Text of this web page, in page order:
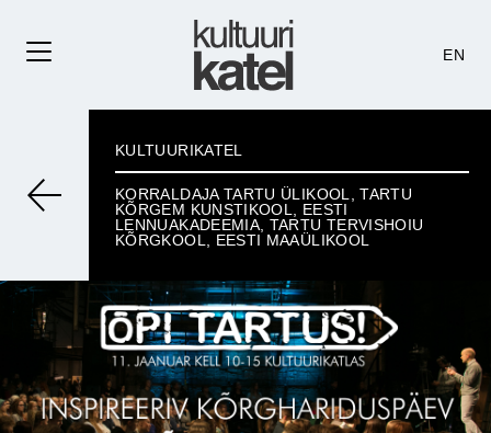
EN
KULTUURIKATEL
KORRALDAJA TARTU ÜLIKOOL, TARTU
KÕRGEM KUNSTIKOOL, EESTI
LENNUAKADEEMIA, TARTU TERVISHOIU
KÕRGKOOL, EESTI MAAÜLIKOOL